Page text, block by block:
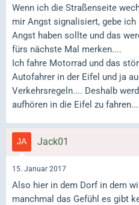
Wenn ich die Straßenseite
mir Angst signalisiert, gebe ich
Angst haben sollte und das
fürs nächste Mal merken....
Ich fahre Motorrad und das
Autofahrer in der Eifel und ja
Verkehrsregeln.... Deshalb
aufhören in die Eifel zu
Jack01
15. Januar 2017
Also hier in dem Dorf in dem
manchmal das Gefühl es gibt